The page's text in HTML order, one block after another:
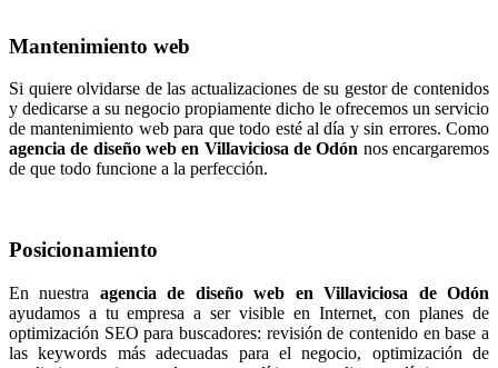
Mantenimiento web
Si quiere olvidarse de las actualizaciones de su gestor de contenidos
y dedicarse a su negocio propiamente dicho le ofrecemos un servicio
de mantenimiento web para que todo esté al día y sin errores. Como
agencia de diseño web en Villaviciosa de Odón nos encargaremos
de que todo funcione a la perfección.
Posicionamiento
En nuestra agencia de diseño web en Villaviciosa de Odón
ayudamos a tu empresa a ser visible en Internet, con planes de
optimización SEO para buscadores: revisión de contenido en base a
las keywords más adecuadas para el negocio, optimización de